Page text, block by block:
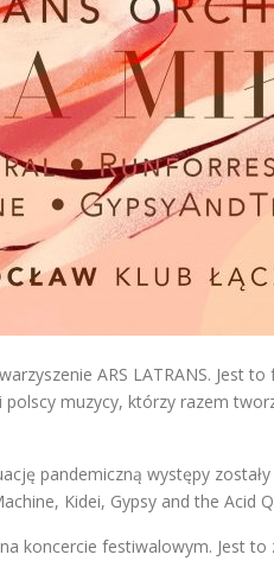
ARS LATRANS. Jest
polscy muzycy, którzy razem
pandemiczną występy
Kidei, Gypsy and the Acid
koncercie festiwalowym. Jest